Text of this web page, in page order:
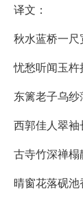
译文：
秋水蓝桥一尺
忧愁听闻玉杵
东篱老子乌纱
西郭佳人翠袖
古寺竹深禅榻
晴窗花落砚池